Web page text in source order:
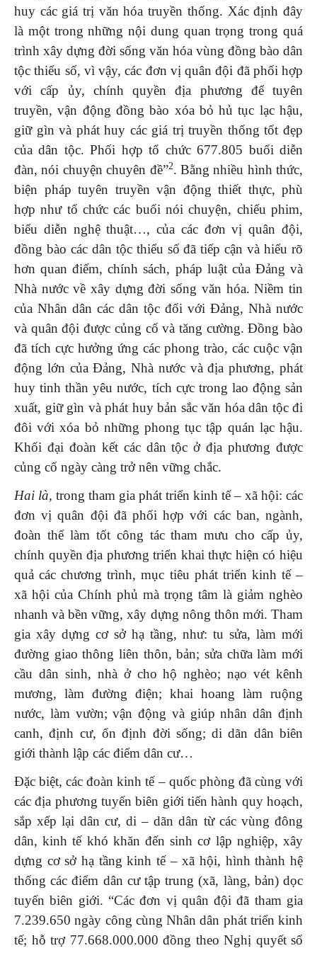
huy các giá trị văn hóa truyền thống. Xác định đây
là một trong những nội dung quan trọng trong quá
trình xây dựng đời sống văn hóa vùng đồng bào dân
tộc thiểu số, vì vậy, các đơn vị quân đội đã phối hợp
với cấp ủy, chính quyền địa phương để tuyên
truyền, vận động đồng bào xóa bỏ hủ tục lạc hậu,
giữ gìn và phát huy các giá trị truyền thống tốt đẹp
của dân tộc. Phối hợp tổ chức 677.805 buổi diễn
đàn, nói chuyện chuyên đề”2. Bằng nhiều hình thức,
biện pháp tuyên truyền vận động thiết thực, phù
hợp như tổ chức các buổi nói chuyện, chiếu phim,
biểu diễn nghệ thuật…, của các đơn vị quân đội,
đồng bào các dân tộc thiểu số đã tiếp cận và hiểu rõ
hơn quan điểm, chính sách, pháp luật của Đảng và
Nhà nước về xây dựng đời sống văn hóa. Niềm tin
của Nhân dân các dân tộc đối với Đảng, Nhà nước
và quân đội được củng cố và tăng cường. Đồng bào
đã tích cực hưởng ứng các phong trào, các cuộc vận
động lớn của Đảng, Nhà nước và địa phương, phát
huy tinh thần yêu nước, tích cực trong lao động sản
xuất, giữ gìn và phát huy bản sắc văn hóa dân tộc đi
đôi với xóa bỏ những phong tục tập quán lạc hậu.
Khối đại đoàn kết các dân tộc ở địa phương được
củng cố ngày càng trở nên vững chắc.
Hai là, trong tham gia phát triển kinh tế – xã hội: các
đơn vị quân đội đã phối hợp với các ban, ngành,
đoàn thể làm tốt công tác tham mưu cho cấp ủy,
chính quyền địa phương triển khai thực hiện có hiệu
quả các chương trình, mục tiêu phát triển kinh tế –
xã hội của Chính phủ mà trọng tâm là giảm nghèo
nhanh và bền vững, xây dựng nông thôn mới. Tham
gia xây dựng cơ sở hạ tầng, như: tu sửa, làm mới
đường giao thông liên thôn, bản; sửa chữa làm mới
cầu dân sinh, nhà ở cho hộ nghèo; nạo vét kênh
mương, làm đường điện; khai hoang làm ruộng
nước, làm vườn; vận động và giúp nhân dân định
canh, định cư, ổn định đời sống; di dãn dân biên
giới thành lập các điểm dân cư…
Đặc biệt, các đoàn kinh tế – quốc phòng đã cùng với
các địa phương tuyến biên giới tiến hành quy hoạch,
sắp xếp lại dân cư, di – dãn dân từ các vùng đông
dân, kinh tế khó khăn đến sinh cơ lập nghiệp, xây
dựng cơ sở hạ tầng kinh tế – xã hội, hình thành hệ
thống các điểm dân cư tập trung (xã, làng, bản) dọc
tuyến biên giới. “Các đơn vị quân đội đã tham gia
7.239.650 ngày công cùng Nhân dân phát triển kinh
tế; hỗ trợ 77.668.000.000 đồng theo Nghị quyết số